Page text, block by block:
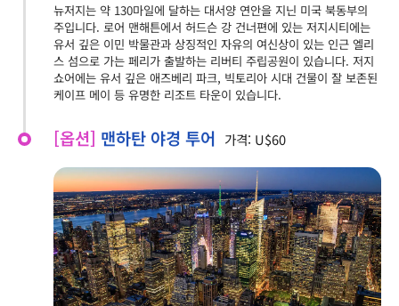
뉴저지는 약 130마일에 달하는 대서양 연안을 지닌 미국 북동부의
주입니다. 로어 맨해튼에서 허드슨 강 건너편에 있는 저지시티에는
유서 깊은 이민 박물관과 상징적인 자유의 여신상이 있는 인근 엘리
스 섬으로 가는 페리가 출발하는 리버티 주립공원이 있습니다. 저지
쇼어에는 유서 깊은 애즈베리 파크, 빅토리아 시대 건물이 잘 보존된
케이프 메이 등 유명한 리조트 타운이 있습니다.
[옵션] 맨하탄 야경 투어 가격: U$60